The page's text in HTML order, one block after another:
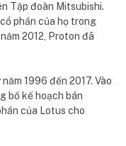
Tập đoàn Mitsubishi.
phần của họ trong
2012, Proton đã
1996 đến 2017. Vào
bố kế hoạch bán
của Lotus cho